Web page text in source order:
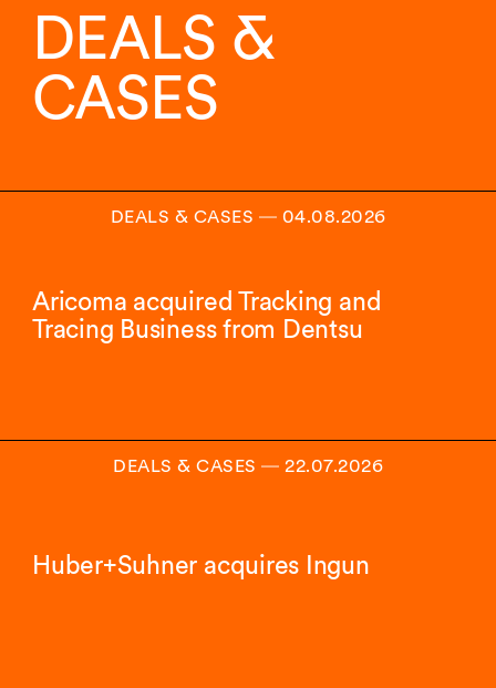
analyses
affichées.
DEALS &
CASES
DEALS & CASES ― 04.08.2026
Aricoma acquired Tracking and
Tracing Business from Dentsu
DEALS & CASES ― 22.07.2026
Huber+Suhner acquires Ingun